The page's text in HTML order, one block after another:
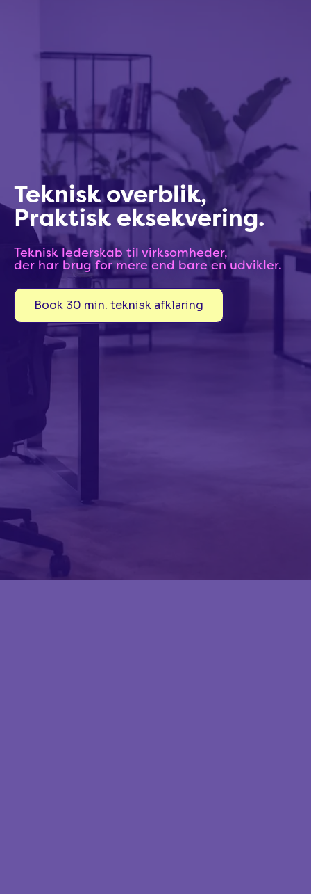
Teknisk overblik,
Praktisk eksekvering.
Teknisk lederskab til virksomheder,
der har brug for mere end bare en udvikler.
Book 30 min. teknisk afklaring